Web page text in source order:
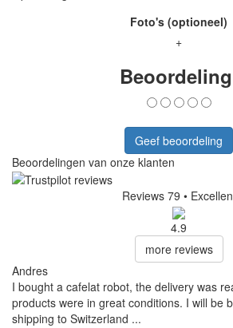
Foto's (optioneel)
+
Geef beoordeling
Beoordelingen van onze klanten
Reviews 79 •
4.9
more reviews
Andres
I bought a cafelat robot, the delivery was
products were in great conditions. I will be
shipping to Switzerland ...